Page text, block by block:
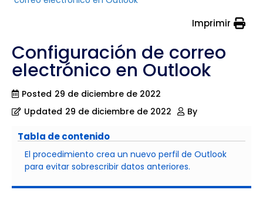
Imprimir
Configuración de correo
electrónico en Outlook
Posted 29 de diciembre de 2022
Updated 29 de diciembre de 2022 By
Tabla de contenido
El procedimiento crea un nuevo perfil de Outlook
para evitar sobrescribir datos anteriores.